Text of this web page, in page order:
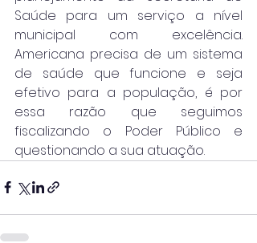
Saúde para um serviço a nível
municipal com excelência.
Americana precisa de um sistema
de saúde que funcione e seja
efetivo para a população, é por
essa razão que seguimos
fiscalizando o Poder Público e
questionando a sua atuação.